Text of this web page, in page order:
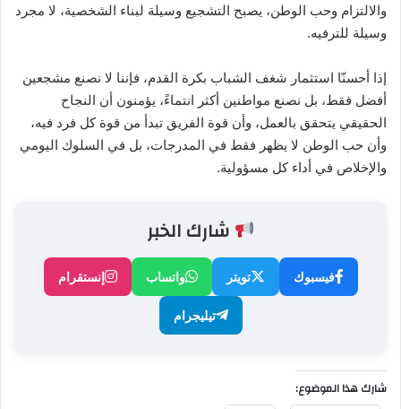
والالتزام وحب الوطن، يصبح التشجيع وسيلة لبناء الشخصية، لا مجرد
وسيلة للترفيه.
إذا أحسنّا استثمار شغف الشباب بكرة القدم، فإننا لا نصنع مشجعين
أفضل فقط، بل نصنع مواطنين أكثر انتماءً، يؤمنون أن النجاح
الحقيقي يتحقق بالعمل، وأن قوة الفريق تبدأ من قوة كل فرد فيه،
وأن حب الوطن لا يظهر فقط في المدرجات، بل في السلوك اليومي
والإخلاص في أداء كل مسؤولية.
شارك الخبر
فيسبوك تويتر واتساب إنستقرام
تيليجرام
شارك هذا الموضوع: